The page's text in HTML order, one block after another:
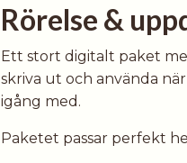
Rörelse &
Ett stort digitalt paket
skriva ut och använda
igång med.
Paketet passar perfekt